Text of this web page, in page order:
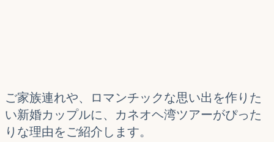
ご家族連れや、ロマンチックな思い出を作りた
い新婚カップルに、カネオヘ湾ツアーがぴった
りな理由をご紹介します。